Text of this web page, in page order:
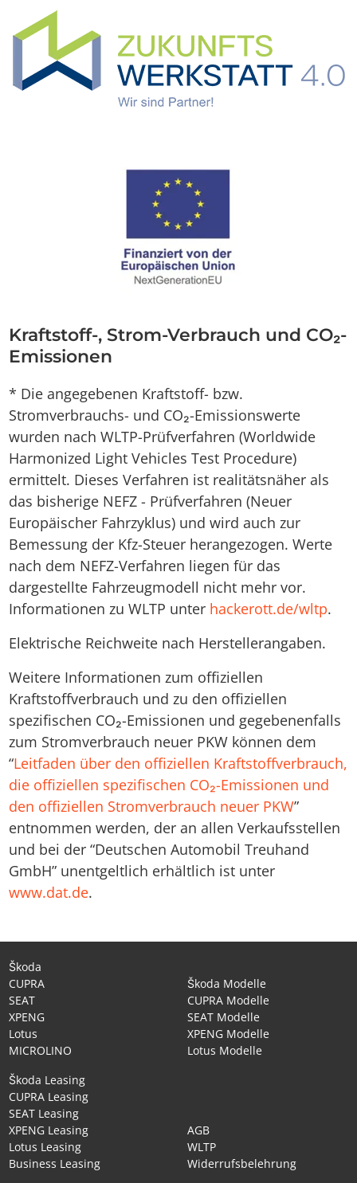
Kraftstoff-, Strom-Verbrauch und CO₂-
Emissionen
* Die angegebenen Kraftstoff- bzw.
Stromverbrauchs- und CO₂-Emissionswerte
wurden nach WLTP-Prüfverfahren (Worldwide
Harmonized Light Vehicles Test Procedure)
ermittelt. Dieses Verfahren ist realitätsnäher als
das bisherige NEFZ - Prüfverfahren (Neuer
Europäischer Fahrzyklus) und wird auch zur
Bemessung der Kfz-Steuer herangezogen. Werte
nach dem NEFZ-Verfahren liegen für das
dargestellte Fahrzeugmodell nicht mehr vor.
Informationen zu WLTP unter hackerott.de/wltp.
Elektrische Reichweite nach Herstellerangaben.
Weitere Informationen zum offiziellen
Kraftstoffverbrauch und zu den offiziellen
spezifischen CO₂-Emissionen und gegebenenfalls
zum Stromverbrauch neuer PKW können dem
“Leitfaden über den offiziellen Kraftstoffverbrauch,
die offiziellen spezifischen CO₂-Emissionen und
den offiziellen Stromverbrauch neuer PKW”
entnommen werden, der an allen Verkaufsstellen
und bei der “Deutschen Automobil Treuhand
GmbH” unentgeltlich erhältlich ist unter
www.dat.de.
Škoda
CUPRA
SEAT
XPENG
Lotus
MICROLINO
Škoda Modelle
CUPRA Modelle
SEAT Modelle
XPENG Modelle
Lotus Modelle
Škoda Leasing
CUPRA Leasing
SEAT Leasing
XPENG Leasing
Lotus Leasing
Business Leasing
AGB
WLTP
Widerrufsbelehrung